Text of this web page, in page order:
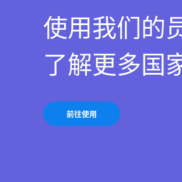
使用我们的
了解更多国
前往使用